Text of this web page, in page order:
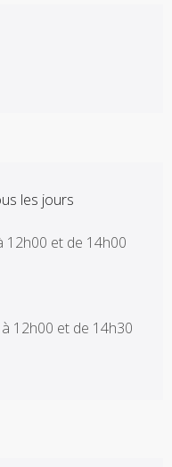
les jours
12h00 et de 14h00
12h00 et de 14h30